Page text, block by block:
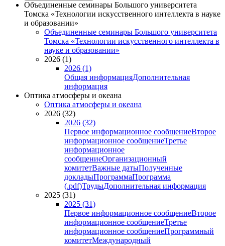
Объединенные семинары Большого университета
Томска «Технологии искусственного интеллекта в науке
и образовании»
Объединенные семинары Большого университета
Томска «Технологии искусственного интеллекта в
науке и образовании»
2026 (1)
2026 (1)
Общая информацияДополнительная
информация
Оптика атмосферы и океана
Оптика атмосферы и океана
2026 (32)
2026 (32)
Первое информационное сообщениеВторое
информационное сообщениеТретье
информационное
сообщениеОрганизационный
комитетВажные датыПолученные
докладыПрограммаПрограмма
(.pdf)ТрудыДополнительная информация
2025 (31)
2025 (31)
Первое информационное сообщениеВторое
информационное сообщениеТретье
информационное сообщениеПрограммный
комитетМеждународный